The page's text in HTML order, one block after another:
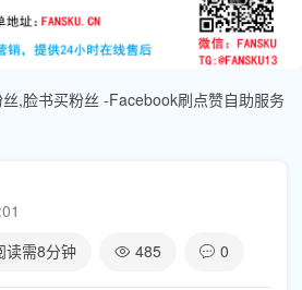
,脸书买粉丝 -Facebook刷点赞自助服务
读需8分钟 485 0